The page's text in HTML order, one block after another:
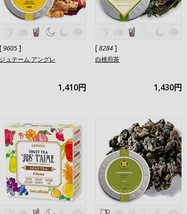
[9605]
ジュテーム アングレ
1,410円
[8284]
白桃煎茶
1,430円